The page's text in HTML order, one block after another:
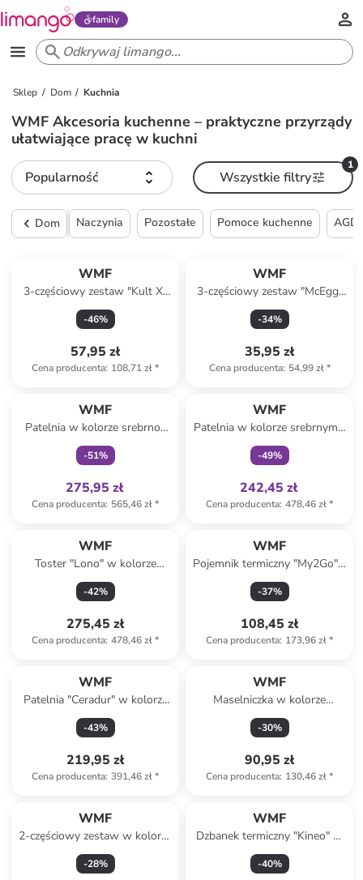
family
Sklep Dom Kuchnia
WMF Akcesoria kuchenne – praktyczne przyrządy
ułatwiające pracę w kuchni
Popularność
1
Wszystkie filtry
Dom Naczynia Pozostałe Pomoce kuchenne AGD
WMF
3-częściowy zestaw "Kult X"
w kolorze czarnym
-46%
57,95 zł
Cena producenta: 108,71 zł*
WMF
3-częściowy zestaw "McEgg"
w kolorze różowym na jajko
-34%
35,95 zł
Cena producenta: 54,99 zł*
WMF
Patelnia w kolorze srebrno-
czarnym - Ø 32 cm
-51%
275,95 zł
Cena producenta: 565,46 zł*
WMF
Patelnia w kolorze srebrnym -
Ø 28 cm
-49%
242,45 zł
Cena producenta: 478,46 zł*
WMF
Toster "Lono" w kolorze
srebrno-czarnym
-42%
275,45 zł
Cena producenta: 478,46 zł*
WMF
Pojemnik termiczny "My2Go" -
wys. 14,5 x Ø 9,5 cm
-37%
108,45 zł
Cena producenta: 173,96 zł*
WMF
Patelnia "Ceradur" w kolorze
srebrnym - Ø 28 cm
-43%
219,95 zł
Cena producenta: 391,46 zł*
WMF
Maselniczka w kolorze
srebrnym - (S)22 x (W)11 x
(G)5 cm
-30%
90,95 zł
Cena producenta: 130,46 zł*
WMF
2-częściowy zestaw w kolorze
biało-srebrnym do mleka i
cukru
-28%
WMF
Dzbanek termiczny "Kineo" w
kolorze antracytowym - 1 l
-40%